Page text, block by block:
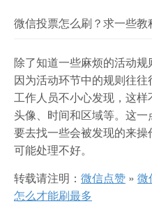
微信投票怎么刷？求一些教
除了知道一些麻烦的活动规
因为活动环节中的规则往
工作人员不小心发现，这样
头像、时间和区域等。这
要去找一些会被发现的来操
可能处理不好。
转载请注明： 微信点赞 » 微
怎么才能刷最多